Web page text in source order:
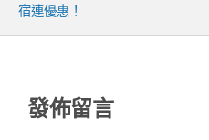
宿連優惠！
發佈留言